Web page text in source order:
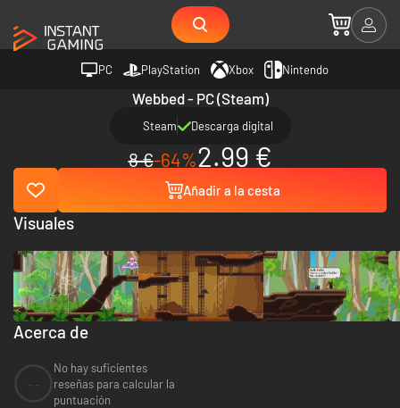
PC PlayStation Xbox Nintendo
Webbed - PC (Steam)
Steam Descarga digital
8 €-64%2.99 €
Añadir a la cesta
Acerca de
No hay suficientes
reseñas para calcular la
puntuación
Visuales